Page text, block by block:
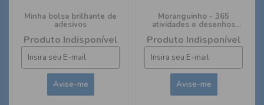
Minha bolsa brilhante de
adesivos
Produto Indisponível
Moranguinho - 365
atividades e desenhos
Produto Indisponível